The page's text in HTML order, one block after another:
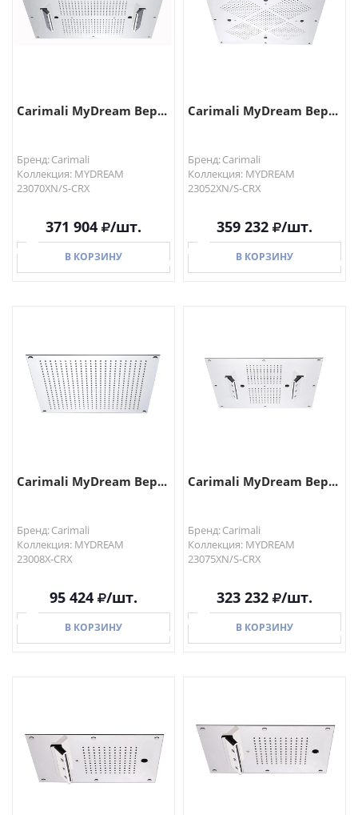
Carimali MyDream Вер...
Бренд: Carimali
Коллекция: MYDREAM
23070XN/S-CRX
371 904 /шт.
В КОРЗИНУ
Carimali MyDream Вер...
Бренд: Carimali
Коллекция: MYDREAM
23052XN/S-CRX
359 232 /шт.
В КОРЗИНУ
Carimali MyDream Вер...
Бренд: Carimali
Коллекция: MYDREAM
23008X-CRX
95 424 /шт.
В КОРЗИНУ
Carimali MyDream Вер...
Бренд: Carimali
Коллекция: MYDREAM
23075XN/S-CRX
323 232 /шт.
В КОРЗИНУ